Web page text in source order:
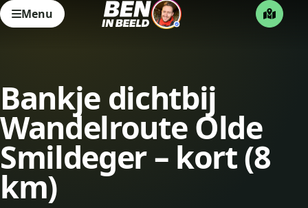
Menu
Bankje dichtbij
Wandelroute Olde
Smildeger – kort (8
km)